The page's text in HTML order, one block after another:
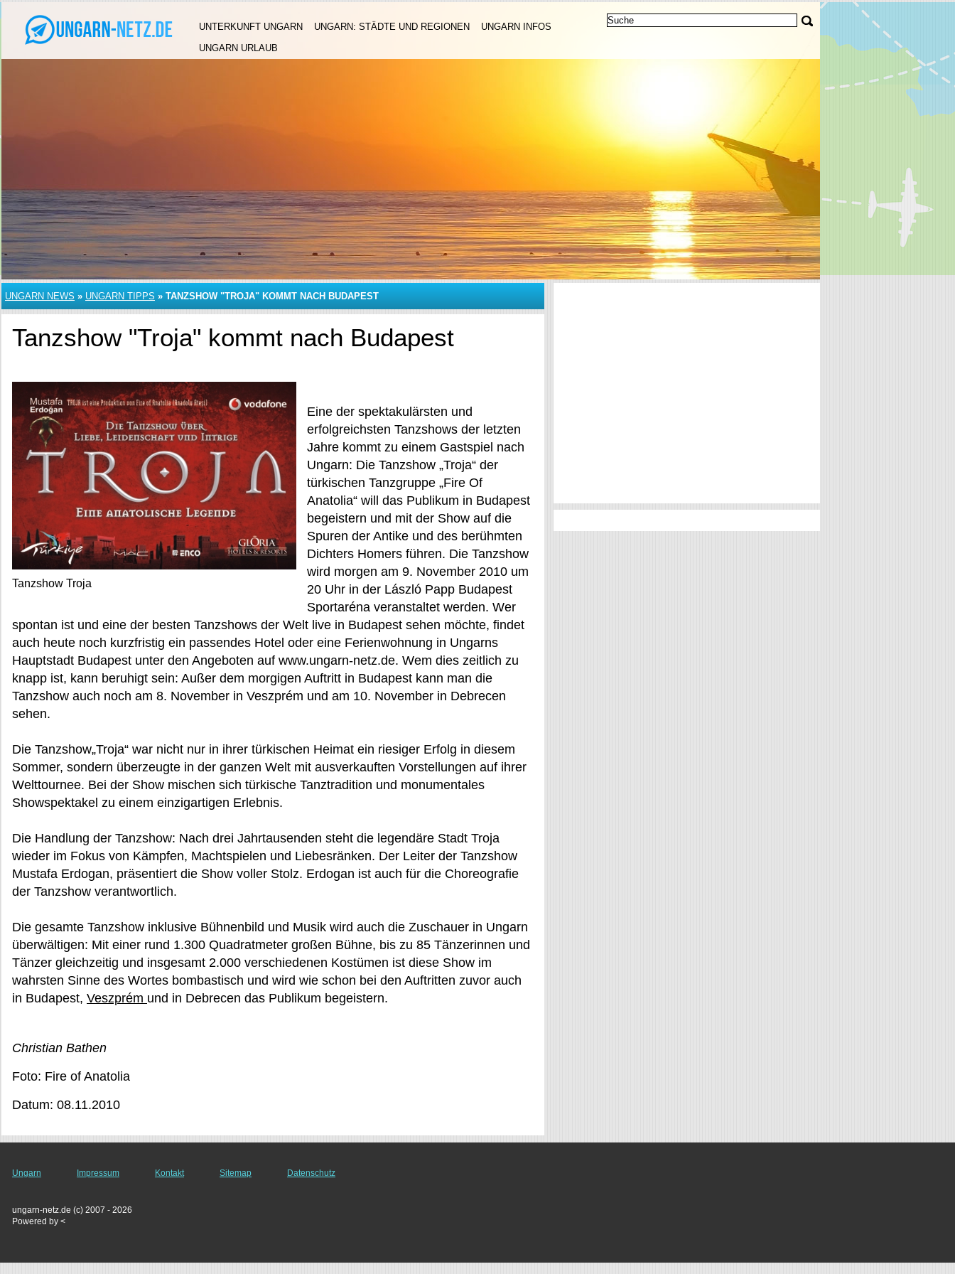
UNTERKUNFT UNGARN UNGARN: STÄDTE UND REGIONEN
UNGARN INFOS
UNGARN URLAUB
UNGARN NEWS » UNGARN TIPPS » TANZSHOW "TROJA" KOMMT NACH BUDAPEST
Tanzshow "Troja" kommt nach Budapest
Tanzshow Troja
Eine der spektakulärsten und
erfolgreichsten Tanzshows der letzten
Jahre kommt zu einem Gastspiel nach
Ungarn: Die Tanzshow „Troja“ der
türkischen Tanzgruppe „Fire Of
Anatolia“ will das Publikum in Budapest
begeistern und mit der Show auf die
Spuren der Antike und des berühmten
Dichters Homers führen. Die Tanzshow
wird morgen am 9. November 2010 um
20 Uhr in der László Papp Budapest
Sportaréna veranstaltet werden. Wer
spontan ist und eine der besten Tanzshows der Welt live in Budapest sehen möchte, findet
auch heute noch kurzfristig ein passendes Hotel oder eine Ferienwohnung in Ungarns
Hauptstadt Budapest unter den Angeboten auf www.ungarn-netz.de. Wem dies zeitlich zu
knapp ist, kann beruhigt sein: Außer dem morgigen Auftritt in Budapest kann man die
Tanzshow auch noch am 8. November in Veszprém und am 10. November in Debrecen
sehen.
Die Tanzshow„Troja“ war nicht nur in ihrer türkischen Heimat ein riesiger Erfolg in diesem
Sommer, sondern überzeugte in der ganzen Welt mit ausverkauften Vorstellungen auf ihrer
Welttournee. Bei der Show mischen sich türkische Tanztradition und monumentales
Showspektakel zu einem einzigartigen Erlebnis.
Die Handlung der Tanzshow: Nach drei Jahrtausenden steht die legendäre Stadt Troja
wieder im Fokus von Kämpfen, Machtspielen und Liebesränken. Der Leiter der Tanzshow
Mustafa Erdogan, präsentiert die Show voller Stolz. Erdogan ist auch für die Choreografie
der Tanzshow verantwortlich.
Die gesamte Tanzshow inklusive Bühnenbild und Musik wird auch die Zuschauer in Ungarn
überwältigen: Mit einer rund 1.300 Quadratmeter großen Bühne, bis zu 85 Tänzerinnen und
Tänzer gleichzeitig und insgesamt 2.000 verschiedenen Kostümen ist diese Show im
wahrsten Sinne des Wortes bombastisch und wird wie schon bei den Auftritten zuvor auch
in Budapest, Veszprém und in Debrecen das Publikum begeistern.
Christian Bathen
Foto: Fire of Anatolia
Datum: 08.11.2010
Ungarn Impressum Kontakt Sitemap Datenschutz
ungarn-netz.de (c) 2007 - 2026
Powered by <